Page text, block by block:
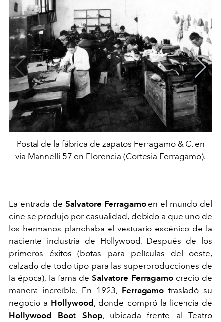
Postal de la fábrica de zapatos Ferragamo & C. en
via Mannelli 57 en Florencia (Cortesia Ferragamo).
La entrada de Salvatore Ferragamo en el mundo del
cine se produjo por casualidad, debido a que uno de
los hermanos planchaba el vestuario escénico de la
naciente industria de Hollywood. Después de los
primeros éxitos (botas para películas del oeste,
calzado de todo tipo para las superproducciones de
la época), la fama deSalvatore Ferragamocreció de
manera increíble. En 1923, Ferragamo trasladó su
negocio a Hollywood , donde compró la licencia de
Hollywood Boot Shop, ubicada frente al Teatro